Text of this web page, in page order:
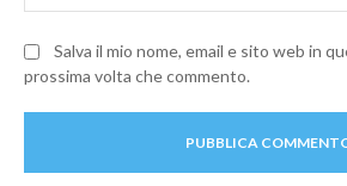
Salva il mio nome, email e sito web in
prossima volta che commento.